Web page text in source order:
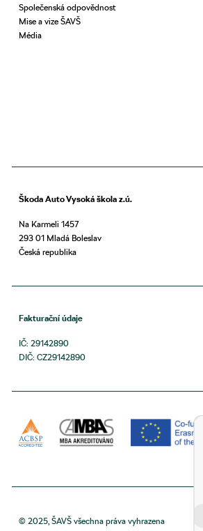
Společenská odpovědnost
Mise a vize ŠAVŠ
Média
Škoda Auto Vysoká škola z.ú.
Na Karmeli 1457
293 01 Mladá Boleslav
Česká republika
Fakturační údaje
IČ: 29142890
DIČ: CZ29142890
© 2025, ŠAVŠ všechna práva vyhrazena